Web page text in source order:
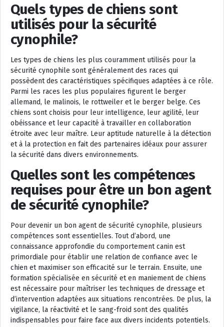
Quels types de chiens sont
utilisés pour la sécurité
cynophile?
Les types de chiens les plus couramment utilisés pour la
sécurité cynophile sont généralement des races qui
possèdent des caractéristiques spécifiques adaptées à ce rôle.
Parmi les races les plus populaires figurent le berger
allemand, le malinois, le rottweiler et le berger belge. Ces
chiens sont choisis pour leur intelligence, leur agilité, leur
obéissance et leur capacité à travailler en collaboration
étroite avec leur maître. Leur aptitude naturelle à la détection
et à la protection en fait des partenaires idéaux pour assurer
la sécurité dans divers environnements.
Quelles sont les compétences
requises pour être un bon agent
de sécurité cynophile?
Pour devenir un bon agent de sécurité cynophile, plusieurs
compétences sont essentielles. Tout d’abord, une
connaissance approfondie du comportement canin est
primordiale pour établir une relation de confiance avec le
chien et maximiser son efficacité sur le terrain. Ensuite, une
formation spécialisée en sécurité et en maniement de chiens
est nécessaire pour maîtriser les techniques de dressage et
d’intervention adaptées aux situations rencontrées. De plus, la
vigilance, la réactivité et le sang-froid sont des qualités
indispensables pour faire face aux divers incidents potentiels.